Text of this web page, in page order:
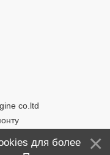
co.ltd
для более